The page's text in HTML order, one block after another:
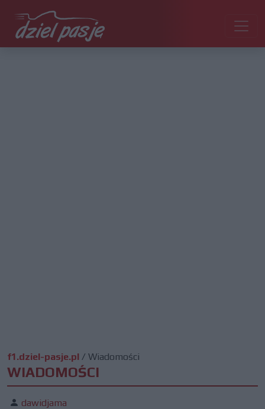
f1.dziel-pasje.pl / Wiadomości
WIADOMOŚCI
dawidjama